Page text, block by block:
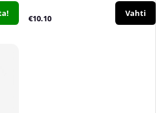
€10.10 Vahti